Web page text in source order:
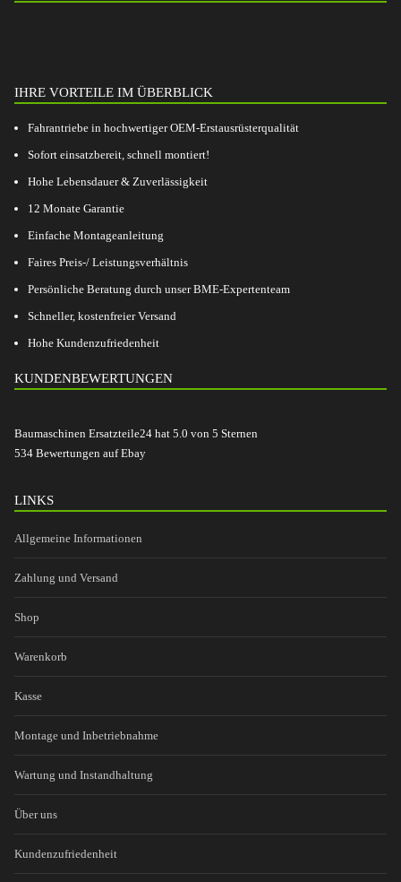
IHRE VORTEILE IM ÜBERBLICK
Fahrantriebe in hochwertiger OEM-Erstausrüsterqualität
Sofort einsatzbereit, schnell montiert!
Hohe Lebensdauer & Zuverlässigkeit
12 Monate Garantie
Einfache Montageanleitung
Faires Preis-/ Leistungsverhältnis
Persönliche Beratung durch unser BME-Expertenteam
Schneller, kostenfreier Versand
Hohe Kundenzufriedenheit
KUNDENBEWERTUNGEN
Baumaschinen Ersatzteile24 hat 5.0 von 5 Sternen
534 Bewertungen auf Ebay
LINKS
Allgemeine Informationen
Zahlung und Versand
Shop
Warenkorb
Kasse
Montage und Inbetriebnahme
Wartung und Instandhaltung
Über uns
Kundenzufriedenheit